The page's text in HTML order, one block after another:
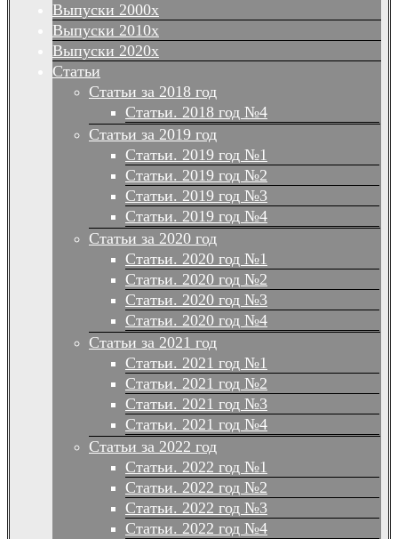
Выпуски 2000х
Выпуски 2010х
Выпуски 2020х
Статьи
Статьи за 2018 год
Статьи. 2018 год №4
Статьи за 2019 год
Статьи. 2019 год №1
Статьи. 2019 год №2
Статьи. 2019 год №3
Статьи. 2019 год №4
Статьи за 2020 год
Статьи. 2020 год №1
Статьи. 2020 год №2
Статьи. 2020 год №3
Статьи. 2020 год №4
Статьи за 2021 год
Статьи. 2021 год №1
Статьи. 2021 год №2
Статьи. 2021 год №3
Статьи. 2021 год №4
Статьи за 2022 год
Статьи. 2022 год №1
Статьи. 2022 год №2
Статьи. 2022 год №3
Статьи. 2022 год №4